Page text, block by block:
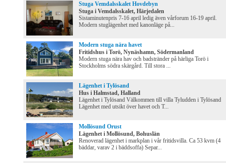
Stuga Vemdalsskalet Hovdebyn
Stuga i Vemdalsskalet, Härjedalen
Sistaminutenpris 7-16 april ledig även vårforum 16-19 april.
Modern stuglägenhet med kanonläge på...
Modern stuga nära havet
Fritidshus i Torö, Nynäshamn, Södermanland
Modern stuga nära hav och badstränder på härliga Torö i
Stockholms södra skärgård. Till stora ...
Lägenhet i Tylösand
Hus i Halmstad, Halland
Lägenhet i Tylösand Välkommen till villa Tyludden i Tylösand
Lägenhet med utsikt över havet och T...
Mollösund Orust
Lägenhet i Mollösund, Bohuslän
Renoverad lägenhet i markplan i vår fritidsvilla. Ca 53 kvm (4
bäddar, varav 2 i bäddsoffa) Separ...